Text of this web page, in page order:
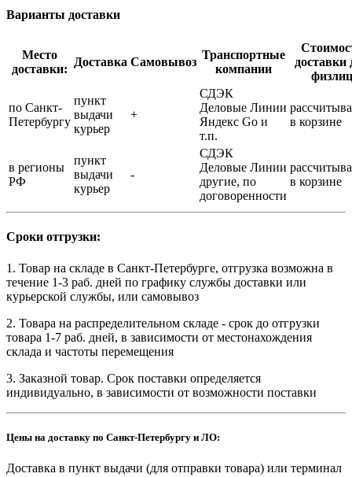
Варианты доставки
Место
доставки:
Доставка Самовывоз
Транспортные
компании
доставки
физлиц
по Санкт-
Петербургу
пункт
выдачи
курьер
+
СДЭК
Деловые Линии
Яндекс Go и
т.п.
в корзине
в регионы
РФ
пункт
выдачи
курьер
-
СДЭК
Деловые Линии
другие, по
договоренности
в корзине
Сроки отгрузки:
1. Товар на складе в Санкт-Петербурге, отгрузка возможна в
течение 1-3 раб. дней по графику службы доставки или
курьерской службы, или самовывоз
2. Товара на распределительном складе - срок до отгрузки
товара 1-7 раб. дней, в зависимости от местонахождения
склада и частоты перемещения
3. Заказной товар. Срок поставки определяется
индивидуально, в зависимости от возможности поставки
Цены на доставку по Санкт-Петербургу и ЛО:
Доставка в пункт выдачи (для отправки товара) или терминал